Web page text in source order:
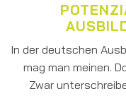
In der deutschen
mag man meinen.
Zwar